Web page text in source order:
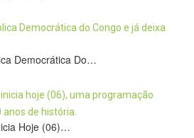
Democrática Do…
Hoje (06)…